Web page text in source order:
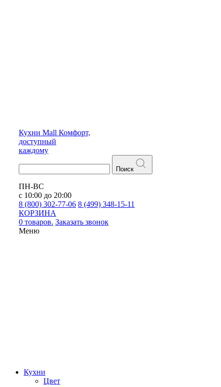
Кухни Mall Комфорт,
доступный
каждому
Поиск
ПН-ВС
с 10:00 до 20:00
8 (800) 302-77-06 8 (499) 348-15-11
КОРЗИНА
0 товаров. Заказать звонок
Меню
Кухни
Цвет